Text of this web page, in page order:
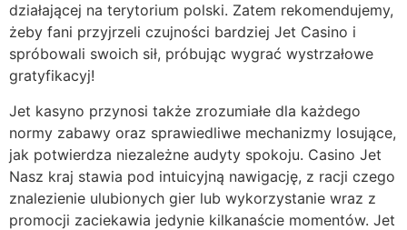
działającej na terytorium polski. Zatem rekomendujemy,
żeby fani przyjrzeli czujności bardziej Jet Casino i
spróbowali swoich sił, próbując wygrać wystrzałowe
gratyfikacyj!
Jet kasyno przynosi także zrozumiałe dla każdego
normy zabawy oraz sprawiedliwe mechanizmy losujące,
jak potwierdza niezależne audyty spokoju. Casino Jet
Nasz kraj stawia pod intuicyjną nawigację, z racji czego
znalezienie ulubionych gier lub wykorzystanie wraz z
promocji zaciekawia jedynie kilkanaście momentów. Jet